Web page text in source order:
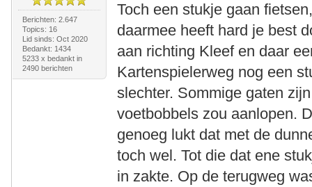
Berichten: 2.647
Topics: 16
Lid sinds: Oct 2020
Bedankt: 1434
5233 x bedankt in
2490 berichten
Toch een stukje gaan
daarmee heeft hard je best
aan richting Kleef en daar
Kartenspielerweg nog een
slechter. Sommige gaten
voetbobbels zou aanlopen.
genoeg lukt dat met de
toch wel. Tot die dat ene
in zakte. Op de terugweg